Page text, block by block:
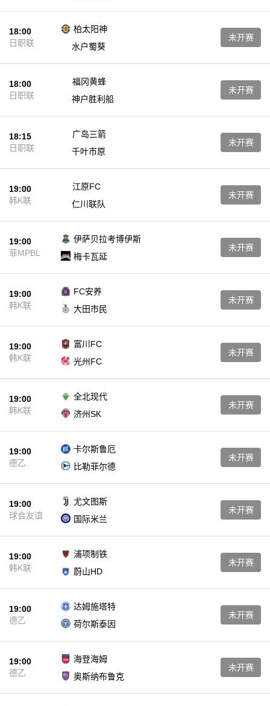
18:00
日职联
柏太阳神
水户蜀葵
未开赛
18:00
日职联
福冈黄蜂
神户胜利船
未开赛
18:15
日职联
广岛三箭
千叶市原
未开赛
19:00
韩K联
江原FC
仁川联队
未开赛
19:00
菲MPBL
伊萨贝拉考博伊斯
梅卡瓦延
未开赛
19:00
韩K联
FC安养
大田市民
未开赛
19:00
韩K联
富川FC
光州FC
未开赛
19:00
韩K联
全北现代
济州SK
未开赛
19:00
德乙
卡尔斯鲁厄
比勒菲尔德
未开赛
19:00
球会友谊
尤文图斯
国际米兰
未开赛
19:00
韩K联
浦项制铁
蔚山HD
未开赛
19:00
德乙
达姆施塔特
荷尔斯泰因
未开赛
19:00
德乙
海登海姆
奥斯纳布鲁克
未开赛